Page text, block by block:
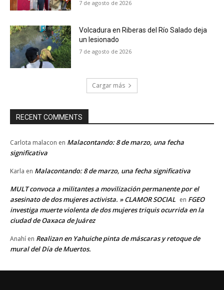
7 de agosto de 2026
Volcadura en Riberas del Río Salado deja
un lesionado
7 de agosto de 2026
Cargar más
RECENT COMMENTS
Carlota malacon en Malacontando: 8 de marzo, una fecha
significativa
Karla en Malacontando: 8 de marzo, una fecha significativa
MULT convoca a militantes a movilización permanente por el
asesinato de dos mujeres activista. » CLAMOR SOCIAL en FGEO
investiga muerte violenta de dos mujeres triquis ocurrida en la
ciudad de Oaxaca de Juárez
Anahí en Realizan en Yahuiche pinta de máscaras y retoque de
mural del Día de Muertos.